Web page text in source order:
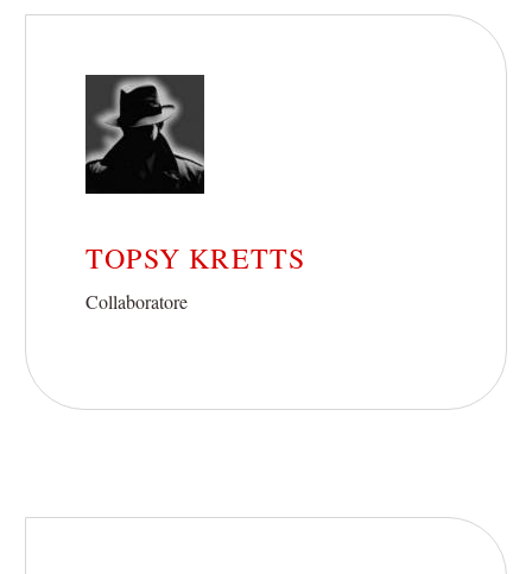
TOPSY KRETTS
Collaboratore